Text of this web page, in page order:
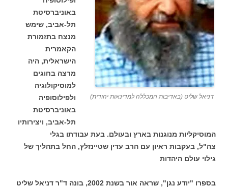
דניאל שליט (באדיבות המכללה למדינאות יהודית)
באוניברסיטת
תל-אביב, שימש
מנצח בתזמורת
הקאמרית
הישראלית, היה
מרצה בחוגים
למוסיקולוגיה
ולפילוסופיה
באוניברסיטת
תל-אביב, ויצירותיו
המוסיקליות מנוגנות בארץ ובעולם. בעת עבודתו בגלי
צה"ל, בעקבות ראיון עם הרב עדין שטיינזלץ, החל בתהליך של
גילוי עולם היהדות
בספרו "יודע נגן", שראה אור בשנת 2002, בונה ד"ר דניאל שליט